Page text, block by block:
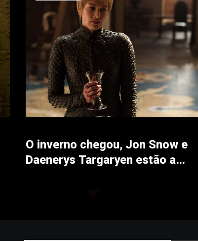
O inverno chegou, Jon Snow e
Daenerys Targaryen estão a